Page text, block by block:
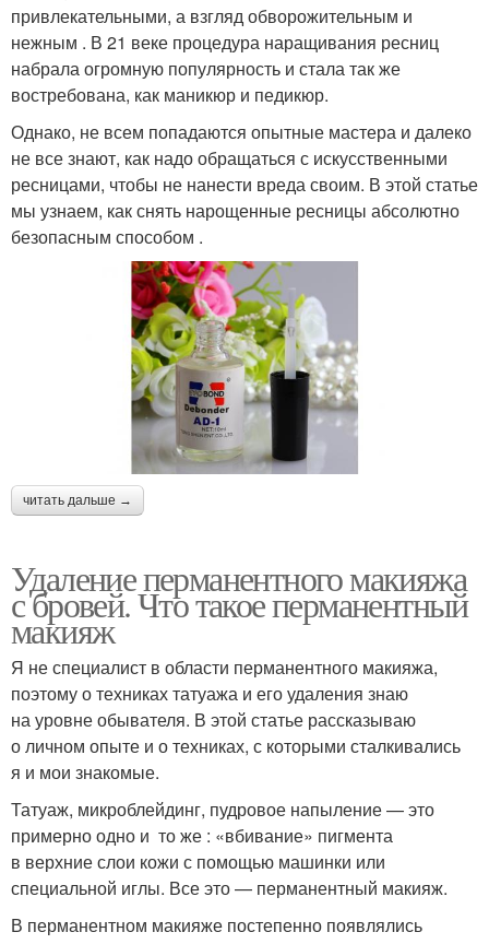
привлекательными, а взгляд обворожительным и
нежным . В 21 веке процедура наращивания ресниц
набрала огромную популярность и стала так же
востребована, как маникюр и педикюр.
Однако, не всем попадаются опытные мастера и далеко
не все знают, как надо обращаться с искусственными
ресницами, чтобы не нанести вреда своим. В этой статье
мы узнаем, как снять нарощенные ресницы абсолютно
безопасным способом .
читать дальше →
Удаление перманентного макияжа
с бровей. Что такое перманентный
макияж
Я не специалист в области перманентного макияжа,
поэтому о техниках татуажа и его удаления знаю
на уровне обывателя. В этой статье рассказываю
о личном опыте и о техниках, с которыми сталкивались
я и мои знакомые.
Татуаж, микроблейдинг, пудровое напыление — это
примерно одно и то же : «вбивание» пигмента
в верхние слои кожи с помощью машинки или
специальной иглы. Все это — перманентный макияж.
В перманентном макияже постепенно появлялись